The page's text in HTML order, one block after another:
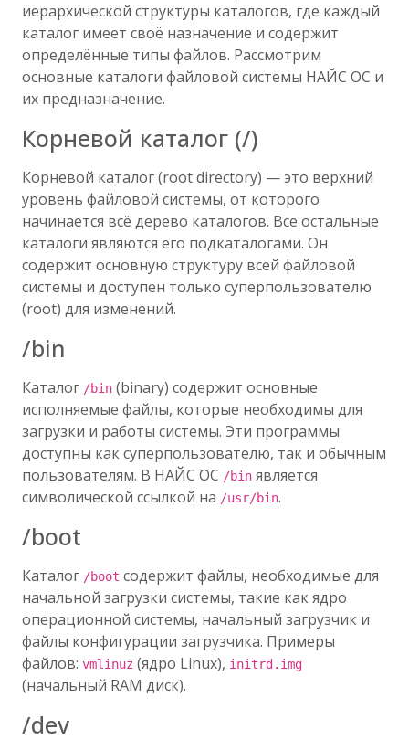
иерархической структуры каталогов, где каждый
каталог имеет своё назначение и содержит
определённые типы файлов. Рассмотрим
основные каталоги файловой системы НАЙС ОС и
их предназначение.
Корневой каталог (/)
Корневой каталог (root directory) — это верхний
уровень файловой системы, от которого
начинается всё дерево каталогов. Все остальные
каталоги являются его подкаталогами. Он
содержит основную структуру всей файловой
системы и доступен только суперпользователю
(root) для изменений.
/bin
Каталог /bin (binary) содержит основные
исполняемые файлы, которые необходимы для
загрузки и работы системы. Эти программы
доступны как суперпользователю, так и обычным
пользователям. В НАЙС ОС /bin является
символической ссылкой на /usr/bin.
/boot
Каталог /boot содержит файлы, необходимые для
начальной загрузки системы, такие как ядро
операционной системы, начальный загрузчик и
файлы конфигурации загрузчика. Примеры
файлов: vmlinuz (ядро Linux), initrd.img
(начальный RAM диск).
/dev